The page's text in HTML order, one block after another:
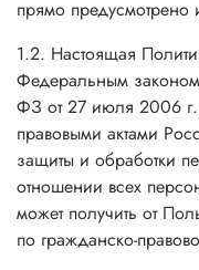
прямо предусмотрено
1.2. Настоящая
Федеральным
ФЗ от 27 июля 2006
правовыми актами
защиты и обработки
отношении всех
может получить от
по гражданско-